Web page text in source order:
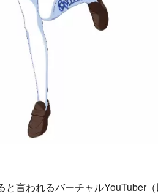
言われるバーチャルYouTuber